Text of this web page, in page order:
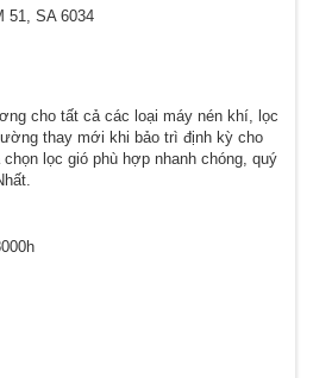
51, SA 6034
cho tất cả các loại máy nén khí, lọc
thay mới khi bảo trì định kỳ cho
lọc gió phù hợp nhanh chóng, quý